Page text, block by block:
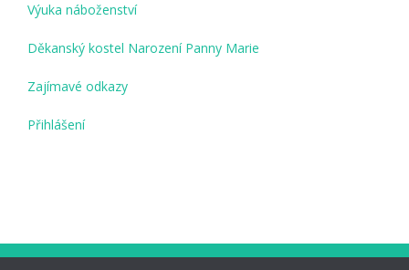
Výuka náboženství
Děkanský kostel Narození Panny Marie
Zajímavé odkazy
Přihlášení